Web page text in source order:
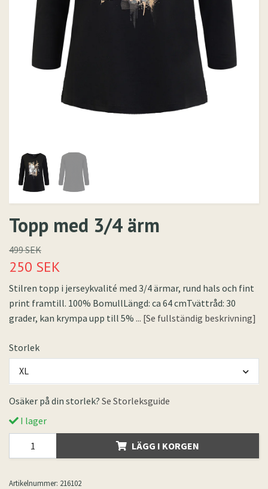
Topp med 3/4 ärm
499 SEK
250 SEK
Stilren topp i jerseykvalité med 3/4 ärmar, rund hals och fint
print framtill. 100% BomullLängd: ca 64 cmTvättråd: 30
grader, kan krympa upp till 5% ... [Se fullständig beskrivning]
Storlek
XL
Osäker på din storlek? Se Storleksguide
I lager
LÄGG I KORGEN
Artikelnummer: 216102